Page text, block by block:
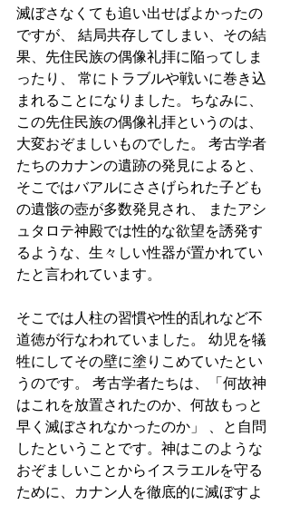
滅ぼさなくても追い出せばよかったの
ですが、 結局共存してしまい、その結
果、先住民族の偶像礼拝に陥ってしま
ったり、 常にトラブルや戦いに巻き込
まれることになりました。ちなみに、
この先住民族の偶像礼拝というのは、
大変おぞましいものでした。 考古学者
たちのカナンの遺跡の発見によると、
そこではバアルにささげられた子ども
の遺骸の壺が多数発見され、 またアシ
ュタロテ神殿では性的な欲望を誘発す
るような、生々しい性器が置かれてい
たと言われています。
そこでは人柱の習慣や性的乱れなど不
道徳が行なわれていました。 幼児を犠
牲にしてその壁に塗りこめていたとい
うのです。 考古学者たちは、「何故神
はこれを放置されたのか、何故もっと
早く滅ぼされなかったのか」 、と自問
したということです。神はこのような
おぞましいことからイスラエルを守る
ために、カナン人を徹底的に滅ぼすよ